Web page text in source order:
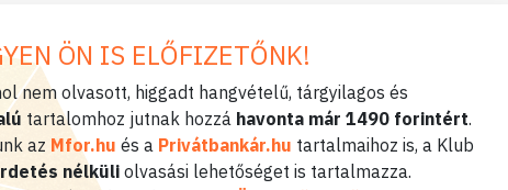
ÖN IS ELŐFIZETŐNK!
nem olvasott, higgadt hangvételű, tárgyilagos és
tartalomhoz jutnak hozzá havonta már 1490 forintért.
az Mfor.hu és a Privátbankár.hu tartalmaihoz is, a Klub
nélküliolvasási lehetőséget is tartalmazza.